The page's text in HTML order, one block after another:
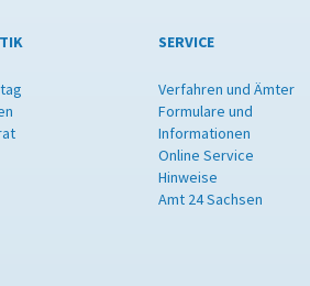
SERVICE
Verfahren und Ämter
Formulare und
Informationen
Online Service
Hinweise
Amt 24 Sachsen